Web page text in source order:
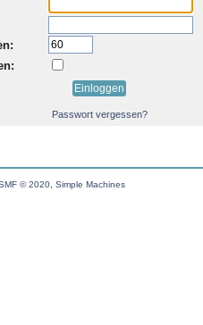
Passwort vergessen?
© 2020, Simple Machines